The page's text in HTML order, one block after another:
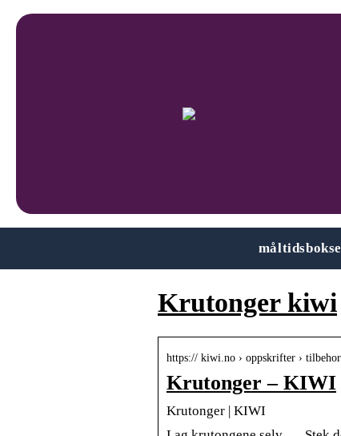
Krutonger kiwi
https:// kiwi.no › oppskrifter ›
Krutonger – KIWI
Krutonger | KIWI